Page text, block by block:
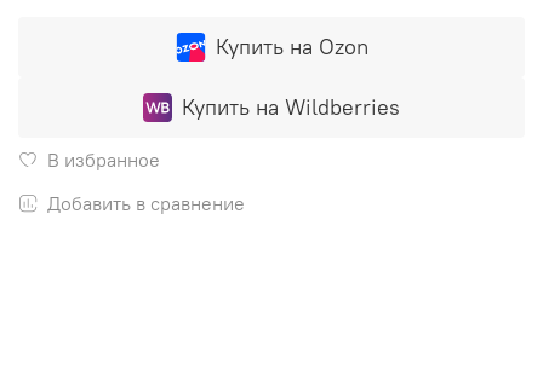
Купить на Ozon
Купить на Wildberries
В избранное
Добавить в сравнение